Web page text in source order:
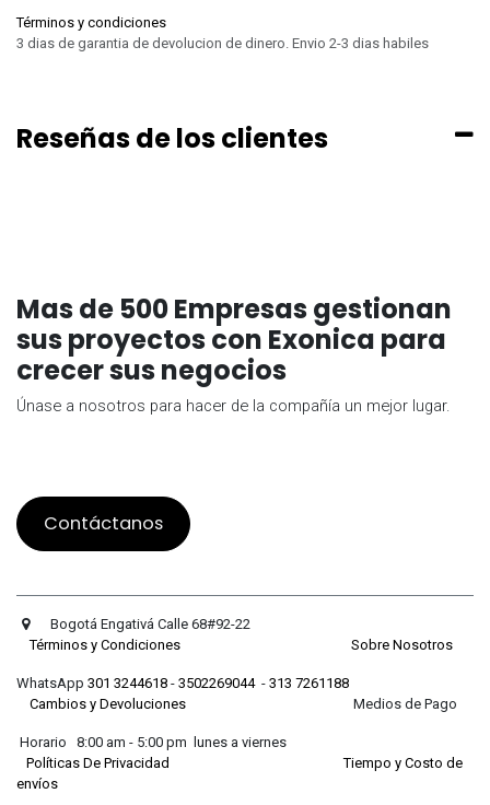
Términos y condiciones
3 dias de garantia de devolucion de dinero. Envio 2-3 dias habiles
Reseñas de los clientes
Mas de 500 Empresas gestionan
sus proyectos con Exonica para
crecer sus negocios
Únase a nosotros para hacer de la compañía un mejor lugar.
Contáctanos
Bogotá Engativá Calle 68#92-22
Términos y Condiciones
Sobre Nosotros
WhatsApp 301 3244618 - 3502269044- 313 7261188
Cambios y Devoluciones Medios de Pago
Horario 8:00 am - 5:00 pm lunes a viernes
Políticas De Privacidad
Tiempo y Costo de
envíos